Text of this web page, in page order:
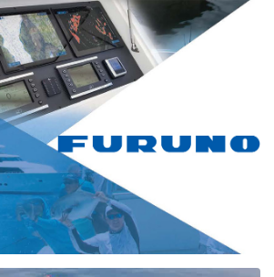
BARCHE DA LAVORO
operano in fiumi, baie e piattaforme di
rimorchiatori nelle aree portuali, navi
offshore, motovedette, imbarcazioni per la
e la sicurezza.